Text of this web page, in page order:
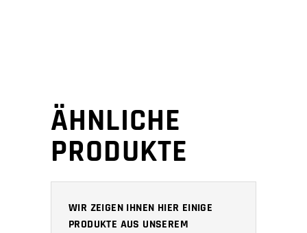
ÄHNLICHE
PRODUKTE
WIR ZEIGEN IHNEN HIER EINIGE
PRODUKTE AUS UNSEREM